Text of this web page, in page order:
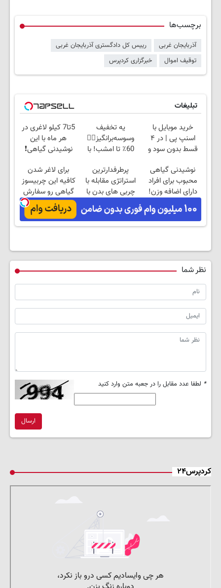
برچسب‌ها
آذربایجان غربی
رییس کل دادگستری آذربایجان غربی
توقیف اموال
خبرگزاری کردپرس
تبلیغات
خرید موبایل با
اسنپ پی | در ۴
قسط بدون سود و
یه تخفیف
وسوسه‌برانگیز👈🏻
60٪ تا امشب! با
آسون لاغر شو
5تا7 کیلو لاغری در
هر ماه با این
نوشیدنی گیاهی❗
قیمت🔥
نوشیدنی گیاهی
محبوب برای افراد
دارای اضافه وزن!
60%تخفیف
پرطرفدارترین
استراتژی مقابله با
چربی های بدن با
این نوشیدنی گیاهی
برای لاغر شدن
کافیه این چربیسوز
گیاهی رو سفارش
بدی(50%تخفیف تا
امشب)
نظر شما
* لطفا عدد مقابل را در جعبه متن وارد کنید
ارسال
کردپرس۲۴